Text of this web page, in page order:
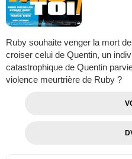
Ruby souhaite venger la mort
croiser celui de Quentin, un
catastrophique de Quentin
violence meurtrière de Ruby ?